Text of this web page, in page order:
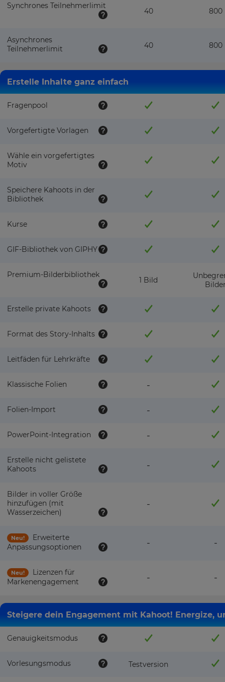
Synchrones Teilnehmerlimit
40 800
Asynchrones
Teilnehmerlimit
40 800
Erstelle Inhalte ganz einfach
Fragenpool
Vorgefertigte Vorlagen
Wähle ein vorgefertigtes
Motiv
Speichere Kahoots in der
Bibliothek
Kurse
GIF-Bibliothek von GIPHY
Premium-Bilderbibliothek
1 Bild
Erstelle private Kahoots
Format des Story-Inhalts
Leitfäden für Lehrkräfte
Klassische Folien -
Folien-Import -
PowerPoint-Integration -
Erstelle nicht gelistete
Kahoots
-
Bilder in voller Größe
hinzufügen (mit
Wasserzeichen)
-
Neu!
Erweiterte
Anpassungsoptionen
- -
Neu!
Lizenzen für
Markenengagement
- -
Steigere dein Engagement mit Kahoot! Energize,
Genauigkeitsmodus
Vorlesungsmodus Testversion